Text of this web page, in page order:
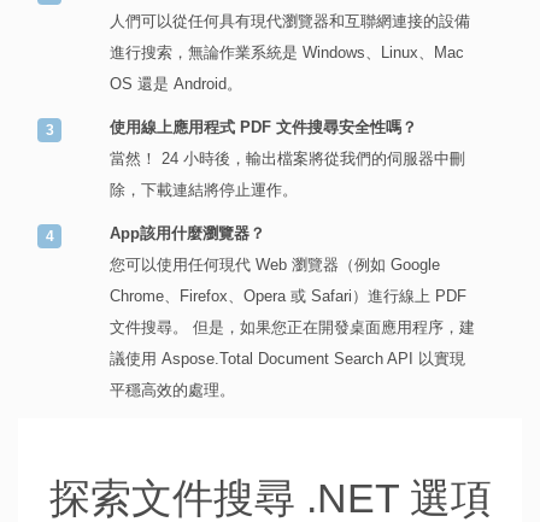
人們可以從任何具有現代瀏覽器和互聯網連接的設備
進行搜索，無論作業系統是 Windows、Linux、Mac
OS 還是 Android。
使用線上應用程式 PDF 文件搜尋安全性嗎？
當然！ 24 小時後，輸出檔案將從我們的伺服器中刪
除，下載連結將停止運作。
App該用什麼瀏覽器？
您可以使用任何現代 Web 瀏覽器（例如​​ Google
Chrome、Firefox、Opera 或 Safari）進行線上 PDF
文件搜尋。 但是，如果您正在開發桌面應用程序，建
議使用 Aspose.Total Document Search API 以實現
平穩高效的處理。
探索文件搜尋 .NET 選項